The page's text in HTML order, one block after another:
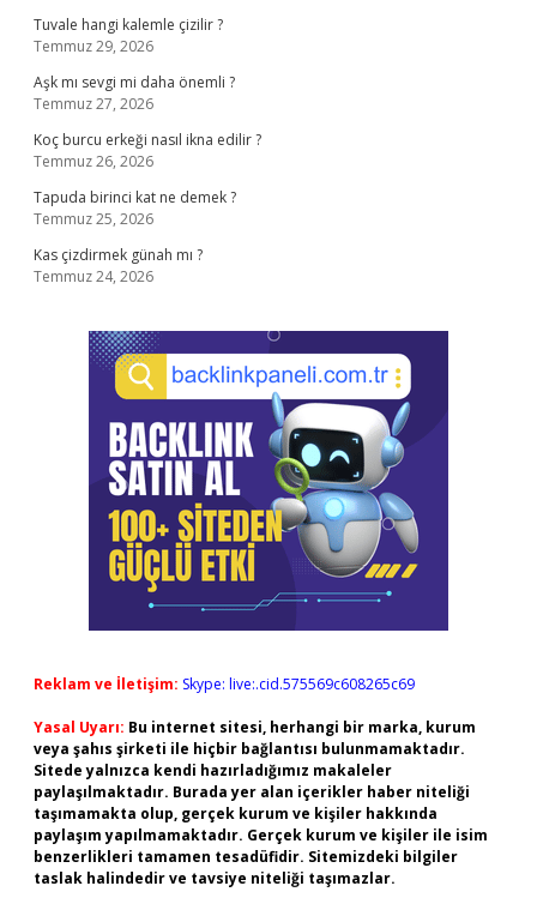
Tuvale hangi kalemle çizilir ?
Temmuz 29, 2026
Aşk mı sevgi mi daha önemli ?
Temmuz 27, 2026
Koç burcu erkeği nasıl ikna edilir ?
Temmuz 26, 2026
Tapuda birinci kat ne demek ?
Temmuz 25, 2026
Kas çizdirmek günah mı ?
Temmuz 24, 2026
Reklam ve İletişim: Skype: live:.cid.575569c608265c69
Yasal Uyarı: Bu internet sitesi, herhangi bir marka, kurum
veya şahıs şirketi ile hiçbir bağlantısı bulunmamaktadır.
Sitede yalnızca kendi hazırladığımız makaleler
paylaşılmaktadır. Burada yer alan içerikler haber niteliği
taşımamakta olup, gerçek kurum ve kişiler hakkında
paylaşım yapılmamaktadır. Gerçek kurum ve kişiler ile isim
benzerlikleri tamamen tesadüfidir. Sitemizdeki bilgiler
taslak halindedir ve tavsiye niteliği taşımazlar.